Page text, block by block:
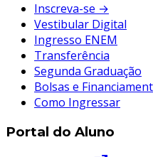
Inscreva-se →
Vestibular Digital
Ingresso ENEM
Transferência
Segunda Graduação
Bolsas e
Como Ingressar
Portal do Aluno